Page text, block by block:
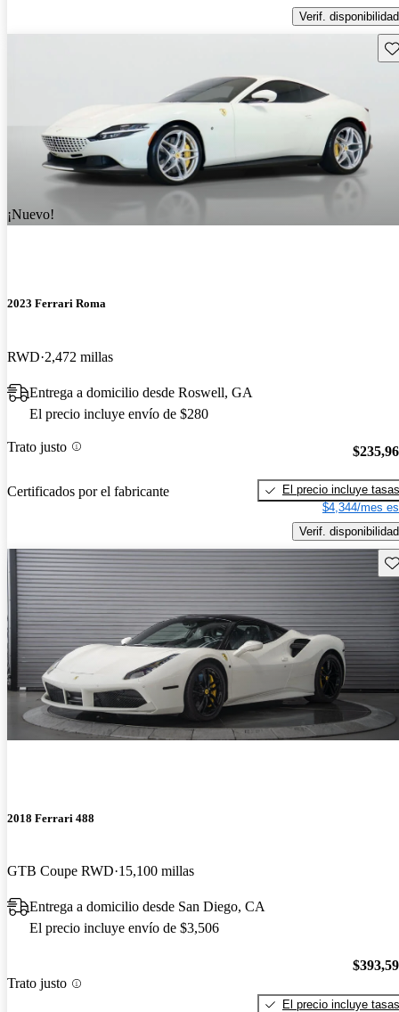
Verif. disponibilidad
¡Nuevo!
2023 Ferrari Roma
RWD 2,472 millas
Entrega a domicilio desde Roswell, GA
El precio incluye envío de $280
Trato justo
Certificados por el fabricante
El precio incluye tasas
$4,344/mes
Verif. disponibilidad
2018 Ferrari 488
GTB Coupe RWD 15,100 millas
Entrega a domicilio desde San Diego, CA
El precio incluye envío de $3,506
Trato justo
El precio incluye tasas